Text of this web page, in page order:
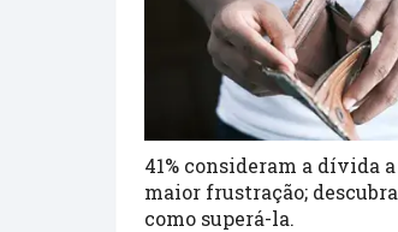
41% consideram a dívida a
maior frustração; descubra
como superá-la.